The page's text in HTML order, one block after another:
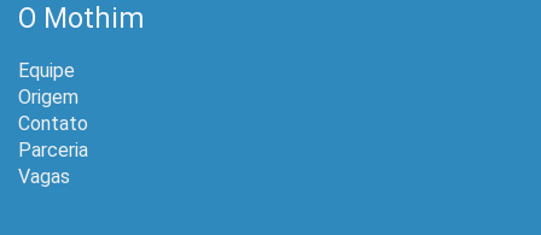
O Mothim
Equipe
Origem
Contato
Parceria
Vagas